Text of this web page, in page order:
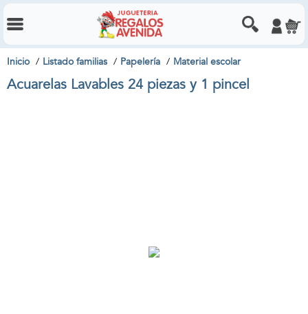
Inicio Listado familias Papelería Material escolar
Acuarelas Lavables 24 piezas y 1 pincel